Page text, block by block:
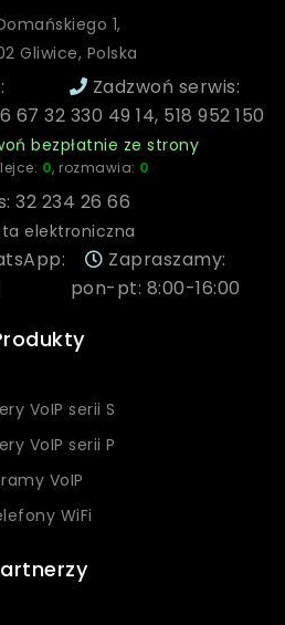
1,
Gliwice, Polska
67
Zadzwoń serwis:
32 330 49 14, 518 952 150
bezpłatnie ze strony
0, rozmawia: 0
32 234 26 66
elektroniczna
Zapraszamy:
pon-pt: 8:00-16:00
VoIP serii S
VoIP serii P
VoIP
WiFi